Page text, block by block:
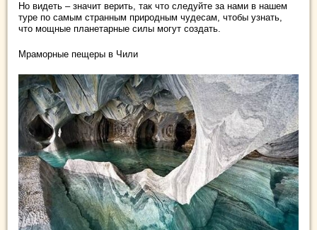
Но видеть – значит верить, так что следуйте за нами в нашем
туре по самым странным природным чудесам, чтобы узнать,
что мощные планетарные силы могут создать.
Мраморные пещеры в Чили